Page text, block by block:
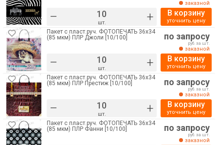
– шт. +
заказной
В корзину
уточнить цену
Пакет с пласт.руч. ФОТОПЕЧАТЬ 36х34
(85 мкм) ПЛР Джоли [10/100]
– шт. +
по запросу
руб. за шт.
заказной
В корзину
уточнить цену
Пакет с пласт.руч. ФОТОПЕЧАТЬ 36х34
(85 мкм) ПЛР Престиж [10/100]
– шт. +
по запросу
руб. за шт.
заказной
В корзину
уточнить цену
Пакет с пласт.руч. ФОТОПЕЧАТЬ 36х34
(85 мкм) ПЛР Фанни [10/100]
по запросу
руб. за шт.
заказной